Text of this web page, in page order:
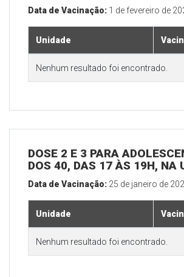
Data de Vacinação: 1 de fevereiro de
Unidade
Nenhum resultado foi encontrado.
DOSE 2 E 3 PARA
DOS 40, DAS 17 ÀS 19H, NA
Data de Vacinação: 25 de janeiro de
Unidade
Nenhum resultado foi encontrado.